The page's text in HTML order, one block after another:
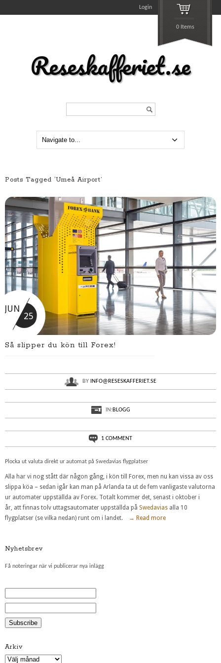
Login
0 Items
Reseskafferiet.se
Posts Tagged ‘Umeå Airport’
JUN
25
Så slipper du kön till Forex!
BY INFO@RESESKAFFERIET.SE
IN:BLOGG
1 COMMENT
Plocka ut valuta direkt ur automat på Swedavias flygplatser
Alla har vi nog stått där någon gång, i kön till Forex, men nu kan vissa av oss
slippa köa – sedan igår kan man på Arlanda ta ut de fem vanligaste valutorna
ur automater uppställda av Forex. Totalt kommer det, senast i oktober i
år, att finnas tolv uttagsautomater uppställda på Swedavias alla 10
flygplatser (se vilka nedan) runt om i landet.
→ Read more
Nyhetsbrev
Få noteringar när vi publicerar nya inlägg
Arkiv
Arkiv